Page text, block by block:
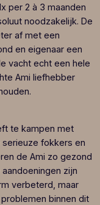
per 2 à 3 maanden
noodzakelijk. De
af met een
en eigenaar een
vacht echt een hele
Ami liefhebber
te kampen met
fokkers en
de Ami zo gezond
zijn
verbeterd, maar
binnen dit